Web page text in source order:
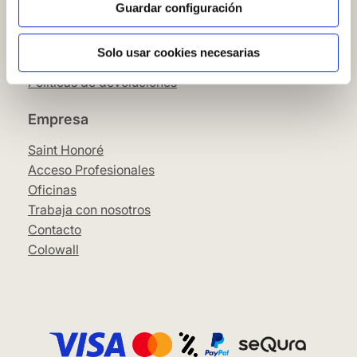
Guardar configuración
Solo usar cookies necesarias
Pago
Envíos y entrega
Políticas de devoluciones
Empresa
Saint Honoré
Acceso Profesionales
Oficinas
Trabaja con nosotros
Contacto
Colowall